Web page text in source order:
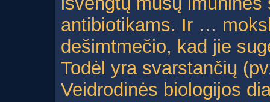
antibiotikams. Ir …
dešimtmečio, kad jie
Todėl yra svarstančių
Veidrodinės biologijos